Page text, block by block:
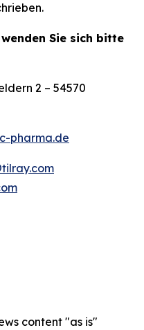
Sie sich bitte
2 – 54570
pharma.de
content "as is"